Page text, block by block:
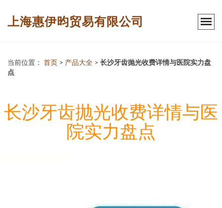
上海惠伊昀贸易有限公司
当前位置： 首页 > 产品大全 > 长沙牙齿抛光收费详情与医院实力盘
点
长沙牙齿抛光收费详情与医
院实力盘点